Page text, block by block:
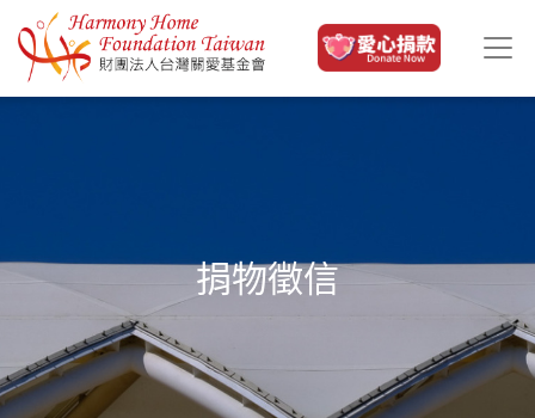
移至主內容
捐物徵信